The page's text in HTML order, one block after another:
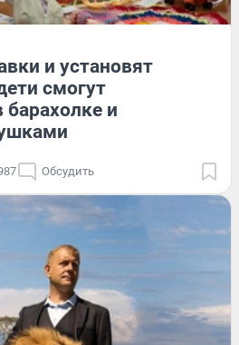
и установят
смогут
барахолке и
Обсудить